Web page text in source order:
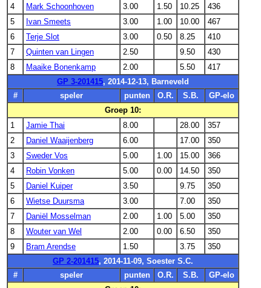
4
Mark Schoonhoven 3.00 1.50 10.25
436
5
Ivan Smeets 3.00 1.00 10.00
467
6
Terje Slot 3.00 0.50 8.25
410
7
Quinten van Lingen 2.50 9.50
430
8
Maaike Bonenkamp 2.00 5.50
417
GP 3-201415, 2014-12-13, Barneveld
#
speler punten O.R. S.B.
GP-elo
Groep 10:
1
Jamie Thai 8.00 28.00
357
2
Daniel Waaijenberg 6.00 17.00
350
3
Sweder Vos 5.00 1.00 15.00
366
4
Robin Vonken 5.00 0.00 14.50
350
5
Daniel Kuiper 3.50 9.75
350
6
Wietse Duursma 3.00 7.00
350
7
Daniël Mosselman 2.00 1.00 5.00
350
8
Wouter van Wel 2.00 0.00 6.50
350
9
Bram Arendse 1.50 3.75
350
GP 2-201415, 2014-11-09, Soester S.C.
#
speler punten O.R. S.B.
GP-elo